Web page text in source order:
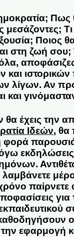
; Πως
μεσάζοντες;
; Ποιος
στη ζωή
λίγων. Αν
και
θα έχεις την
Ιδεών, θα
παίρνετε
εφαρμογή